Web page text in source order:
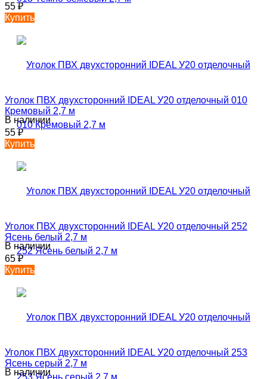
55₽
Купить
Уголок ПВХ двухсторонний IDEAL У20 отделочный 010
Кремовый 2,7 м
В наличии
55₽
Купить
Уголок ПВХ двухсторонний IDEAL У20 отделочный 252
Ясень белый 2,7 м
В наличии
65₽
Купить
Уголок ПВХ двухсторонний IDEAL У20 отделочный 253
Ясень серый 2,7 м
В наличии